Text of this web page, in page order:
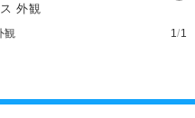
観 1/1